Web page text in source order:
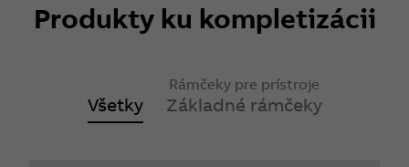
Produkty ku kompletizácii
Všetky
Rámčeky pre prístroje
Základné rámčeky